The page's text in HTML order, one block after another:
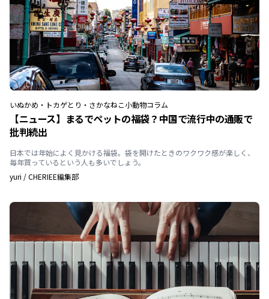
いぬかめ・トカゲとり・さかなねこ小動物コラム
【ニュース】まるでペットの福袋？中国で流行中の通販で
批判続出
日本では年始によく見かける福袋。袋を開けたときのワクワク感が楽しく、
毎年買っているという人も多いでしょう。
yuri /CHERIEE編集部